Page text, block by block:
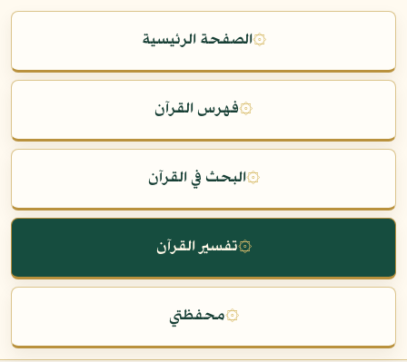
۞الصفحة الرئيسية
۞فهرس القرآن
۞البحث في القرآن
۞تفسير القرآن
۞محفظتي